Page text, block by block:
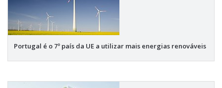
Portugal é o 7º país da UE a utilizar mais energias renováveis